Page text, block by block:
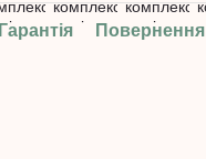
Гарантія Повернення